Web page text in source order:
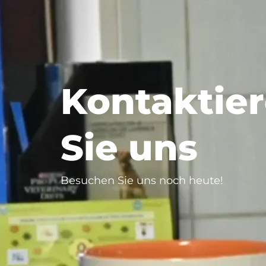
Sie uns
Besuchen Sie uns noch heute!